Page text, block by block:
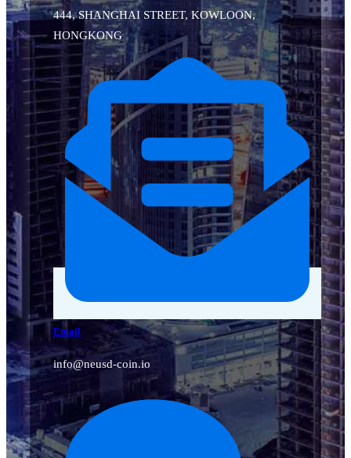
444, SHANGHAI STREET, KOWLOON,
HONGKONG
Email
info@neusd-coin.io